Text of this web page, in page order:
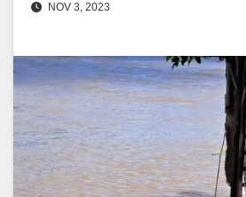
NOV 3, 2023